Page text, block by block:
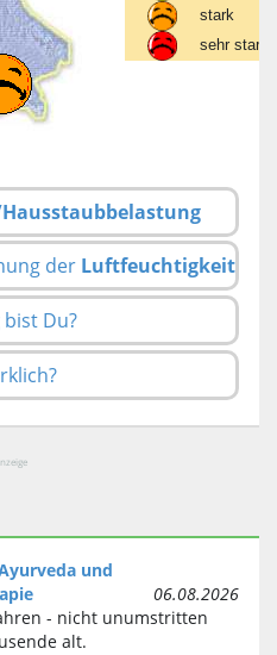
stark
sehr stark
der Luftfeuchtigkeit
bist Du?
und
06.08.2026
- nicht unumstritten
alt.